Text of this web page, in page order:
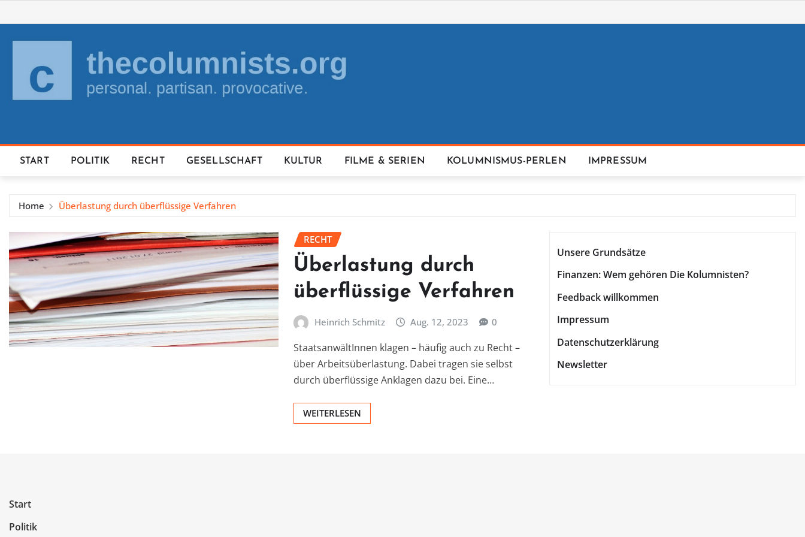
to
content
START POLITIK RECHT GESELLSCHAFT KULTUR FILME & SERIEN KOLUMNISMUS-PERLEN IMPRESSUM
Home Überlastung durch überflüssige Verfahren
RECHT
Überlastung durch
überflüssige Verfahren
Heinrich Schmitz Aug. 12, 2023 0
StaatsanwältInnen klagen – häufig auch zu Recht –
über Arbeitsüberlastung. Dabei tragen sie selbst
durch überflüssige Anklagen dazu bei. Eine…
WEITERLESEN
Unsere Grundsätze
Finanzen: Wem gehören Die Kolumnisten?
Feedback willkommen
Impressum
Datenschutzerklärung
Newsletter
Start
Politik